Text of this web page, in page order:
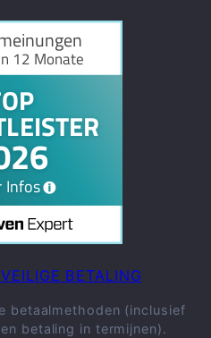
BETALING
betaalmethoden (inclusief
betaling in termijnen).